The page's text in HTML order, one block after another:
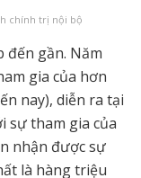
chính trị nội bộ
đến gần. Năm
gia của hơn
nay), diễn ra tại
sự tham gia của
nhận được sự
là hàng triệu